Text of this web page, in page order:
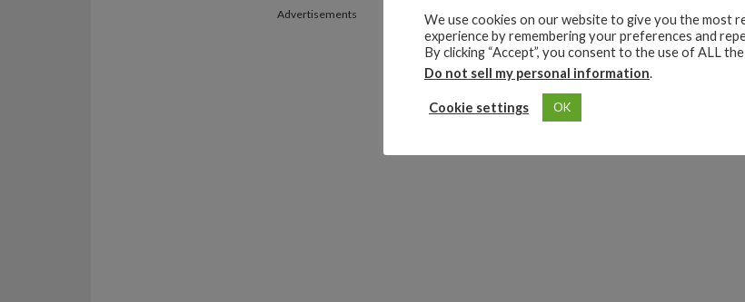
Advertisements
We use cookies on our website to give you the most
experience by remembering your preferences and
By clicking “Accept”, you consent to the use of ALL
Do not sell my personal information.
Cookie settings OK